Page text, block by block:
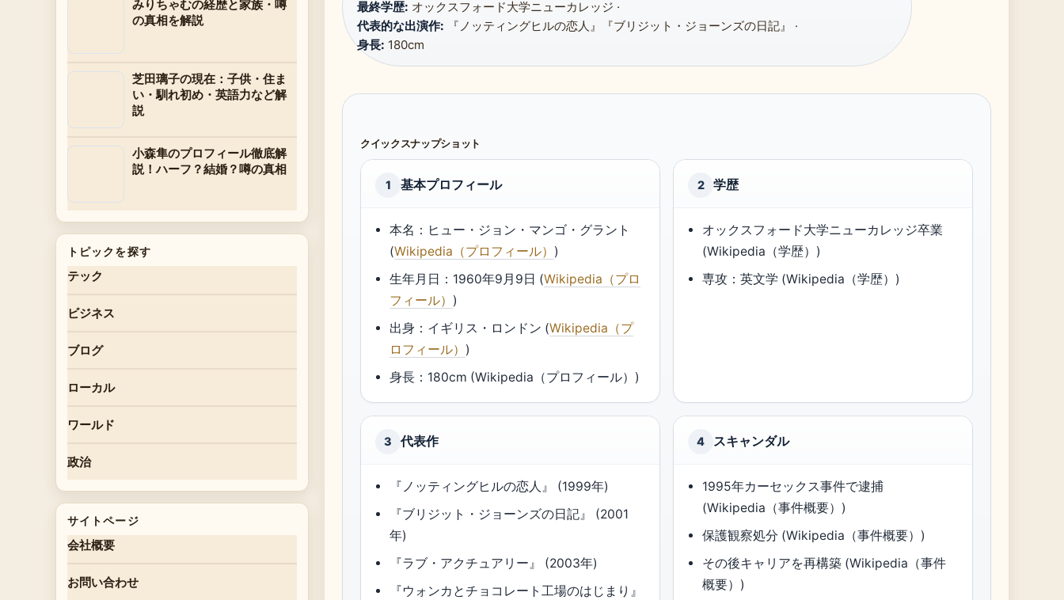
最終学歴: オックスフォード大学ニューカレッジ ·
代表的な出演作: 『ノッティングヒルの恋人』『ブリジット・ジョーンズの日記』 ·
身長: 180cm
クイックスナップショット
1 基本プロフィール
本名：ヒュー・ジョン・マンゴ・グラント
(Wikipedia（プロフィール） )
生年月日：1960年9月9日 (Wikipedia（プロ
フィール） )
出身：イギリス・ロンドン (Wikipedia（プ
ロフィール） )
身長：180cm (Wikipedia（プロフィール）)
2 学歴
オックスフォード大学ニューカレッジ卒業
(Wikipedia（学歴）)
専攻：英文学 (Wikipedia（学歴）)
3 代表作
『ノッティングヒルの恋人』 (1999年)
『ブリジット・ジョーンズの日記』 (2001
年)
『ラブ・アクチュアリー』 (2003年)
『ウォンカとチョコレート工場のはじまり』
4 スキャンダル
1995年カーセックス事件で逮捕
(Wikipedia（事件概要）)
保護観察処分 (Wikipedia（事件概要）)
その後キャリアを再構築 (Wikipedia（事件
概要）)
みりちゃむの経歴と家族・噂
の真相を解説
芝田璃子の現在：子供・住ま
い・馴れ初め・英語力など解
説
小森隼のプロフィール徹底解
説！ハーフ？結婚？噂の真相
トピックを探す
テック
ビジネス
ブログ
ローカル
ワールド
政治
サイトページ
会社概要
お問い合わせ